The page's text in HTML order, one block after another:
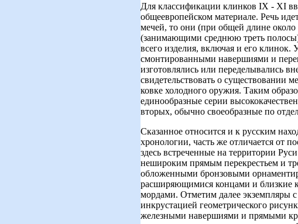
Для классификации клинков IX - XI
общеевропейском материале. Речь
мечей, то они (при общей длине
(занимающими среднюю треть
всего изделия, включая и его клинок.
смонтированными навершиями и
изготовлялись или переделывались
свидетельствовать о существовании
ковке холодного оружия. Таким
единообразные серии
вторых, обычно своеобразные по
Сказанное относится и к русским
хронологии, часть же отличается от
здесь встреченные на территории
нешироким прямым перекрестьем и
обложенными бронзовыми
расширяющимися концами и близкие
мордами. Отметим далее экземпляры
инкрустацией геометрического
железными навершиями и прямыми